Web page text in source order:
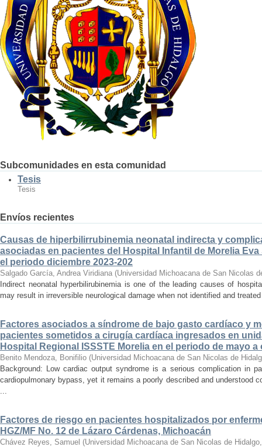
Subcomunidades en esta comunidad
Tesis
Tesis
Envíos recientes
Causas de hiperbilirrubinemia neonatal indirecta y
asociadas en pacientes del Hospital Infantil de Morelia
el periodo diciembre 2023-202
Salgado García, Andrea Viridiana (Universidad Michoacana de San Nicolas
Indirect neonatal hyperbilirubinemia is one of the leading causes of
may result in irreversible neurological damage when not identified and
Factores asociados a síndrome de bajo gasto cardíaco y
pacientes sometidos a cirugía cardíaca ingresados en
Hospital Regional ISSSTE Morelia en el periodo de mayo a
Benito Mendoza, Bonifilio (Universidad Michoacana de San Nicolas de
Background: Low cardiac output syndrome is a serious complication in
cardiopulmonary bypass, yet it remains a poorly described and understood
...
Factores de riesgo en pacientes hospitalizados por
HGZ/MF No. 12 de Lázaro Cárdenas, Michoacán
Chávez Reyes, Samuel (Universidad Michoacana de San Nicolas de Hidalgo